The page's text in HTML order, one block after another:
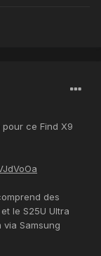
ce Find X9
des
le S25U Ultra
Samsung